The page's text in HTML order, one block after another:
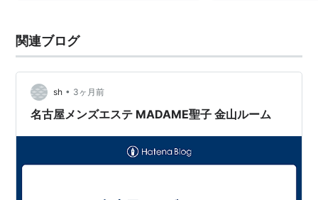
関連ブログ
sh • 3ヶ月前
名古屋メンズエステ MADAME聖子 金山ルーム